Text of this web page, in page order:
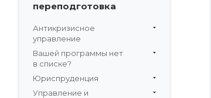
переподготовка
Антикризисное
управление
Вашей программы нет
в списке?
Юриспруденция
Управление и